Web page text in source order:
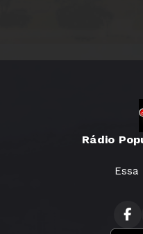
Rádio
Essa